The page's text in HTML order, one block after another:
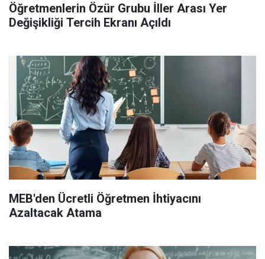
Öğretmenlerin Özür Grubu İller Arası Yer
Değişikliği Tercih Ekranı Açıldı
MEB'den Ücretli Öğretmen İhtiyacını
Azaltacak Atama